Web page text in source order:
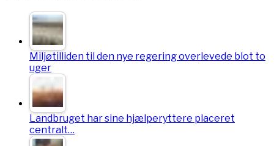
Miljøtilliden til den nye regering overlevede blot to
uger
Landbruget har sine hjælperyttere placeret
centralt…